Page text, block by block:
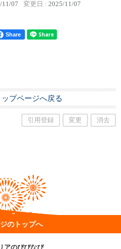
11/07 変更日 : 2025/11/07
Share
プページへ戻る
引用登録 変更 消去
のトップへ
アのびびなび